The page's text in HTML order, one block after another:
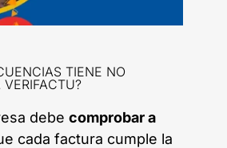
TIENE NO
debe comprobar a
cada factura cumple la